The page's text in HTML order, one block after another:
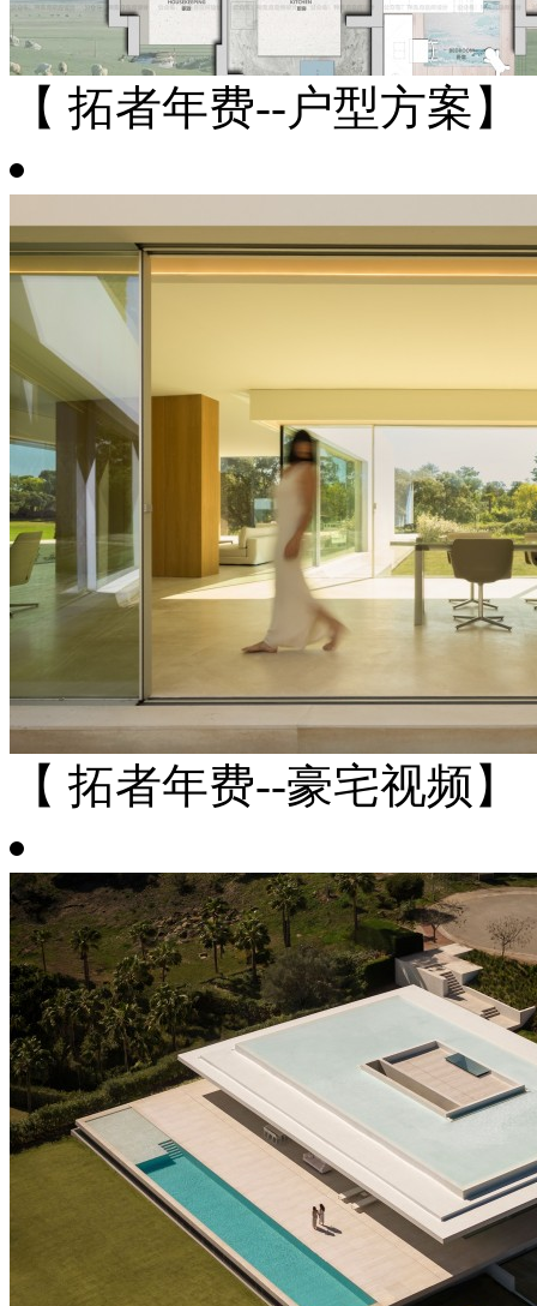
【 拓者年费--户型方案】
【 拓者年费--豪宅视频】